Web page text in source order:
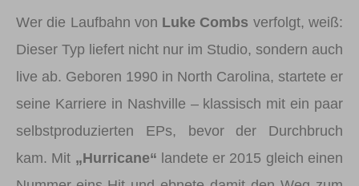
Wer die Laufbahn von Luke Combs verfolgt, weiß:
Dieser Typ liefert nicht nur im Studio, sondern auch
live ab. Geboren 1990 in North Carolina, startete er
seine Karriere in Nashville – klassisch mit ein paar
selbstproduzierten EPs, bevor der Durchbruch
kam. Mit „Hurricane“ landete er 2015 gleich einen